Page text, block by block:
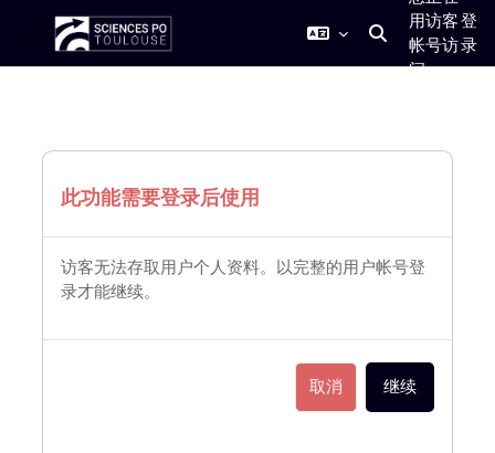
停靠面板 切换搜索输入
用访客
帐号访
问
登
录
此功能需要登录后使用
访客无法存取用户个人资料。以完整的用户帐号登
录才能继续。
取消 继续